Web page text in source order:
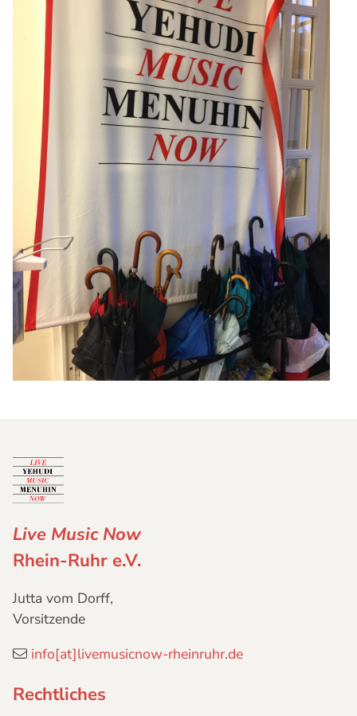
Live Music Now
Rhein-Ruhr e.V.
Jutta vom Dorff,
Vorsitzende
info[at]livemusicnow-rheinruhr.de
Rechtliches